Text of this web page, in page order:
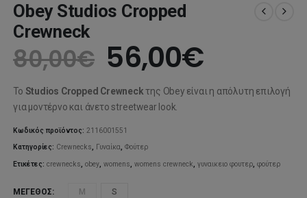
Obey Studios Cropped
Crewneck
80,00€ Original
price
was:
80,00€.
56,00€Η
Το Studios Cropped Crewneckτης Obey είναι η απόλυτη επιλογή
για μοντέρνο και άνετο streetwear look.
Κωδικός προϊόντος:2116001551
Κατηγορίες: Crewnecks, Γυναίκα,Φούτερ
Ετικέτες:crewnecks,obey,womens,womens crewneck,γυναικειο φουτερ,φούτερ
ΜΈΓΕΘΟΣ M S